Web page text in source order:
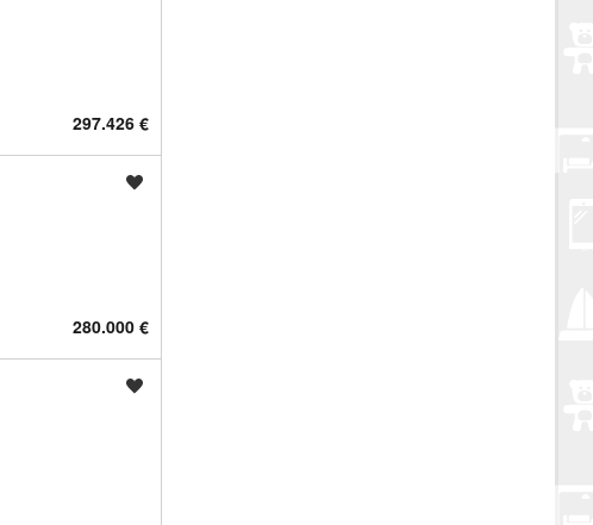
297.426 €
280.000 €